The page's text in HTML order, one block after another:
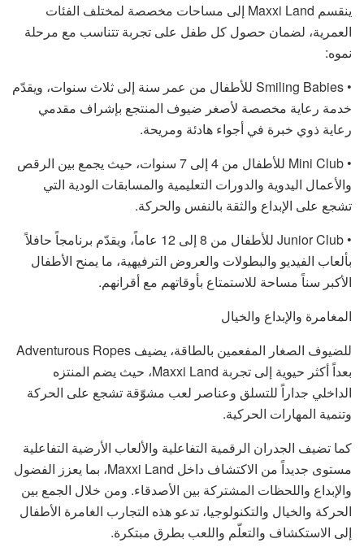
ينقسم Maxxi Land إلى مساحات مخصصة لمختلف الفئات
العمرية، لضمان حصول كل طفل على تجربة تتناسب مع مرحلة
نموه:
• Smiling Babies للأطفال من عمر سنة إلى ثلاث سنوات، ويقدّم
خدمة رعاية مخصصة لأصغر ضيوف المنتجع بإشراف مقدمي
رعاية ذوي خبرة في أجواء هادئة ومريحة.
• Mini Club للأطفال من 4 إلى 7 سنوات، حيث يجمع بين الرقص
والأعمال اليدوية والدورات التعليمية والمسابقات الودية التي
تشجع على الإبداع والثقة بالنفس والحركة.
• Junior Club للأطفال من 8 إلى 12 عاماً، ويقدّم برنامجاً حافلاً
بألعاب الفيديو والبطولات والعروض الترفيهية، ما يمنح الأطفال
الأكبر سناً مساحة للاستمتاع بأوقاتهم مع أقرانهم.
المغامرة والإبداع والخيال
للضيوف الصغار المفعمين بالطاقة، يضيف Adventurous Ropes
بعداً أكثر حيوية إلى تجربة Maxxi Land، حيث يضم المنتزه
الداخلي جداراً للتسلق وعناصر لعب مشوّقة تشجع على الحركة
وتنمية المهارات الحركية.
كما تضيف الجدران الرقمية التفاعلية والألعاب الأرضية التفاعلية
مستوى جديداً من الاكتشاف داخل Maxxi Land، بما يعزز الفضول
والإبداع واللحظات المشتركة بين الأصدقاء. ومن خلال الجمع بين
الحركة والخيال والتكنولوجيا، تدعو هذه التجارب الغامرة الأطفال
إلى الاستكشاف والتعلّم واللعب بطرق مبتكرة.